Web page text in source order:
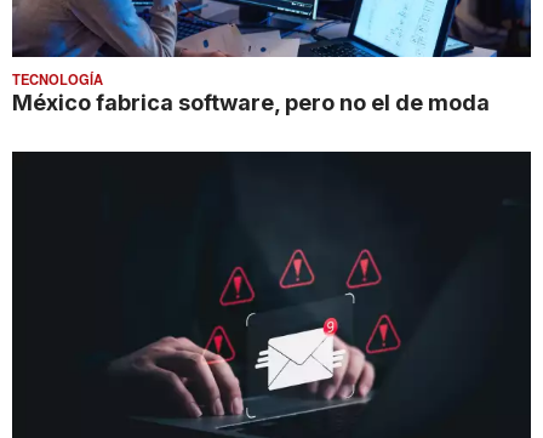
TECNOLOGÍA
México fabrica software, pero no el de moda